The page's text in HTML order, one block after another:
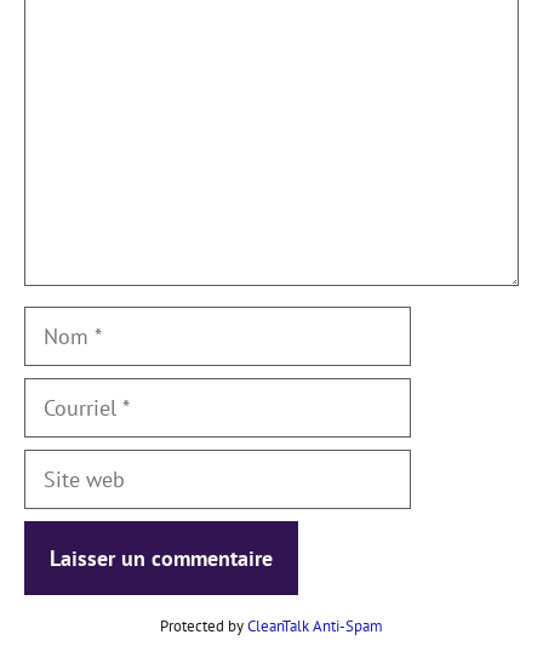
Nom
Courriel
Site
Protected byCleanTalk Anti-Spam